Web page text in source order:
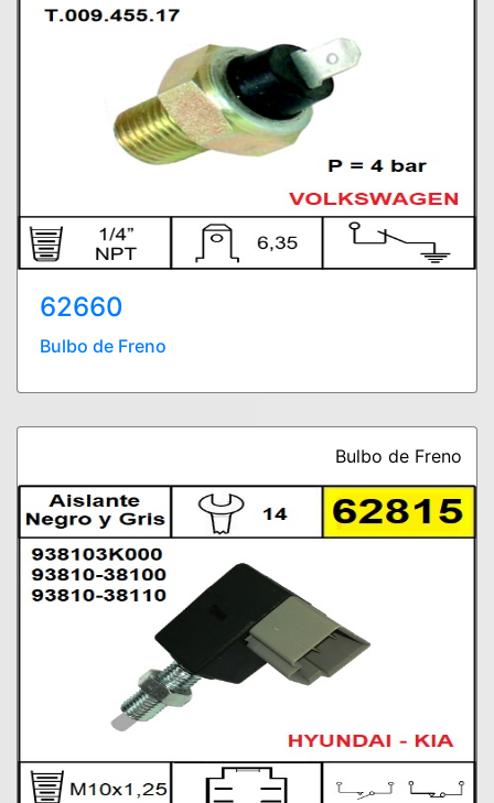
62660
Bulbo de Freno
Bulbo de Freno